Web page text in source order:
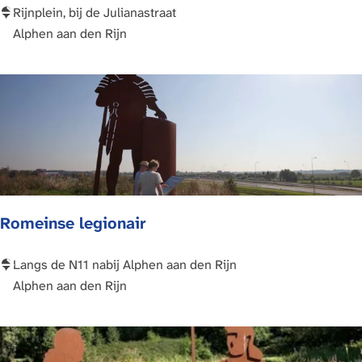
M
u
C
a
s
e
u
m
Rijnplein, bij de Julianastraat
Alphen aan den Rijn
Romeinse legionair
R
e
i
Langs de N11 nabij Alphen aan den Rijn
Alphen aan den Rijn